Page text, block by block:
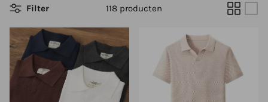
Filter 118 producten